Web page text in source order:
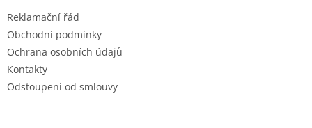
Reklamační řád
Obchodní podmínky
Ochrana osobních údajů
Kontakty
Odstoupení od smlouvy